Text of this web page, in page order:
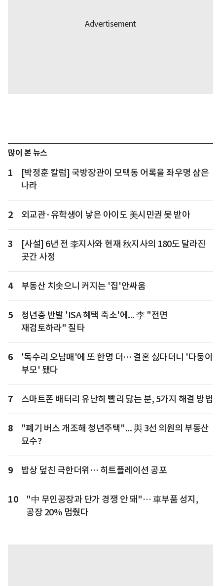
많이 본 뉴스
1
[박정훈 칼럼] 국방장관이 모택동 어록을 좌우명 삼은
나라
2 외교관·유학생이 낳은 아이도 美시민권 못 받아
3
[사설] 6년 전 李지사와 현재 秋지사의 180도 달라진
곳간 사정
4 부동산 치솟으니 커지는 '집'안싸움
5
청년층 반발 'ISA 혜택 축소'에... 李 "전면
재검토하라" 질타
6
'독수리 오남매'에 또 한명 더… 결혼 싫다더니 '다둥이
부모' 됐다
7 스마트폰 배터리 유난히 빨리 닳는 분, 5가지 해결 방법
8
"폐기 버스 개조해 청년주택"... 與 3선 의원의 부동산
묘수?
9 밥상 덮친 극한더위… 히트플레이션 공포
10
"中 무인공장과 단가 경쟁 안 돼"… 車부품 성지,
공장 20% 멈췄다